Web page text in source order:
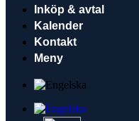
Inköp & avtal
Kalender
Kontakt
Meny